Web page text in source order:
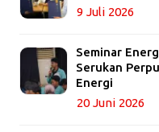
9 Juli 2026
Seminar
Serukan
Energi
20 Juni 2026